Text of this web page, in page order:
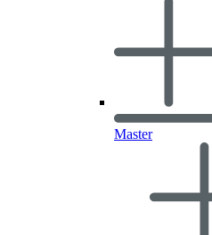
Master